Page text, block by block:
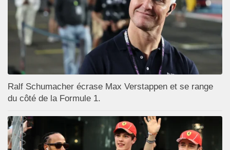
Ralf Schumacher écrase Max Verstappen et se range
du côté de la Formule 1.